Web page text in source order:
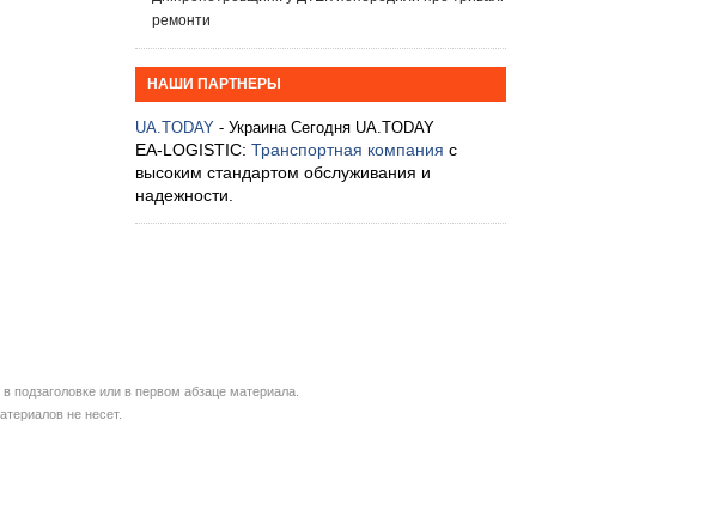
ремонти
НАШИ ПАРТНЕРЫ
UA.TODAY - Украина Сегодня UA.TODAY
EA-LOGISTIC: Транспортная компания с
высоким стандартом обслуживания и
надежности.
или в первом абзаце материала.
не несет.